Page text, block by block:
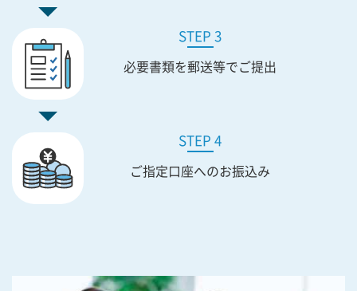
STEP 3
必要書類を郵送等でご提出
STEP 4
ご指定口座へのお振込み